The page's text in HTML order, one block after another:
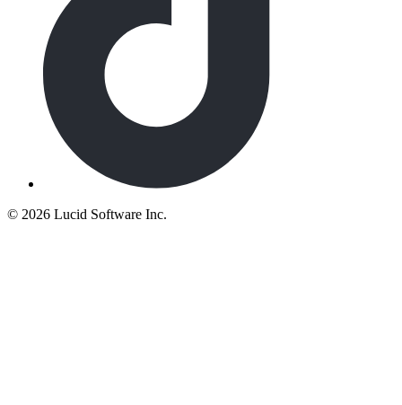
© 2026 Lucid Software Inc.